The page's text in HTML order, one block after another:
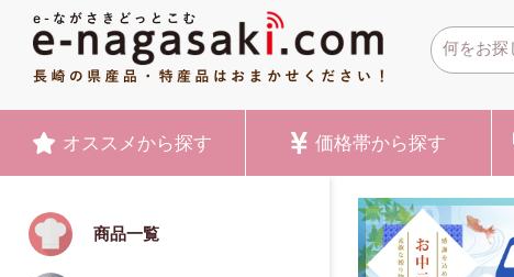
オススメ から探す 価格帯から探す
商品一覧